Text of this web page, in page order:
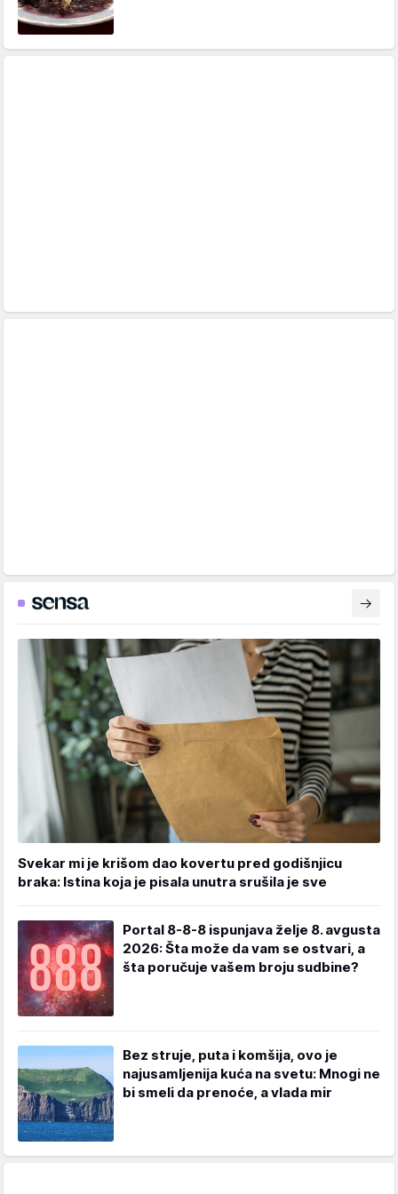
Svekar mi je krišom dao kovertu pred godišnjicu
braka: Istina koja je pisala unutra srušila je sve
Portal 8-8-8 ispunjava želje 8. avgusta
2026: Šta može da vam se ostvari, a
šta poručuje vašem broju sudbine?
Bez struje, puta i komšija, ovo je
najusamljenija kuća na svetu: Mnogi ne
bi smeli da prenoće, a vlada mir